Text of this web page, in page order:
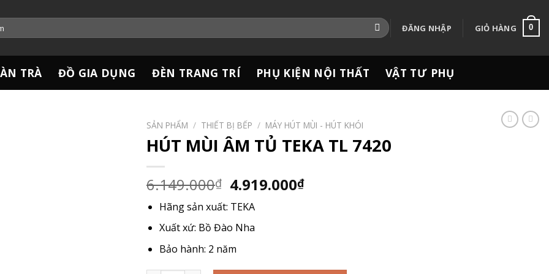
ĐĂNG NHẬP GIỎ HÀNG 0
TRÀ ĐỒ GIA DỤNG ĐÈN TRANG TRÍ PHỤ KIỆN NỘI THẤT VẬT TƯ PHỤ
SẢN PHẨM / THIẾT BỊ BẾP / MÁY HÚT MÙI - HÚT KHÓI
HÚT MÙI ÂM TỦ TEKA TL 7420
6.149.000₫ Giá
gốc
là:
6.149.000₫.
4.919.000₫Giá
Hãng sản xuất: TEKA
Xuất xứ: Bồ Đào Nha
Bảo hành: 2 năm